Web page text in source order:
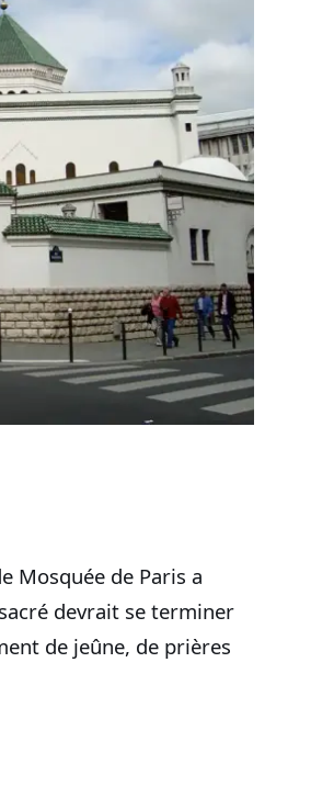
Mosquée de Paris a
devrait se terminer
de jeûne, de prières